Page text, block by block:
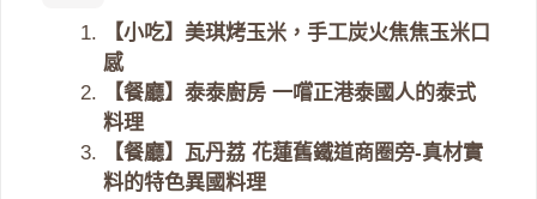
【小吃】美琪烤玉米，手工炭火焦焦玉米口
感
【餐廳】泰泰廚房 一嚐正港泰國人的泰式
料理
【餐廳】瓦丹荔 花蓮舊鐵道商圈旁-真材實
料的特色異國料理